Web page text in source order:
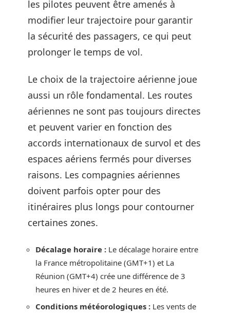
les pilotes peuvent être amenés à
modifier leur trajectoire pour garantir
la sécurité des passagers, ce qui peut
prolonger le temps de vol.
Le choix de la trajectoire aérienne joue
aussi un rôle fondamental. Les routes
aériennes ne sont pas toujours directes
et peuvent varier en fonction des
accords internationaux de survol et des
espaces aériens fermés pour diverses
raisons. Les compagnies aériennes
doivent parfois opter pour des
itinéraires plus longs pour contourner
certaines zones.
Décalage horaire : Le décalage horaire entre
la France métropolitaine (GMT+1) et La
Réunion (GMT+4) crée une différence de 3
heures en hiver et de 2 heures en été.
Conditions météorologiques : Les vents de